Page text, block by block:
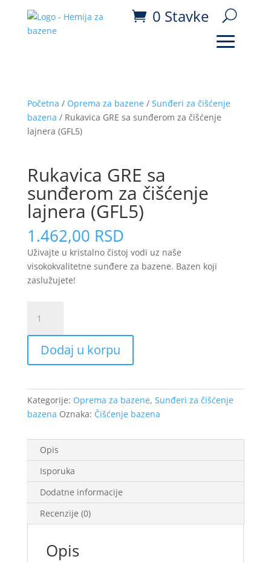
0 Stavke
Početna / Oprema za bazene/ Sunđeri za čišćenje
bazena / Rukavica GRE sa sunđerom za čišćenje
lajnera (GFL5)
Rukavica GRE sa
sunđerom za čišćenje
lajnera (GFL5)
1.462,00 RSD
Uživajte u kristalno čistoj vodi uz naše
visokokvalitetne sunđere za bazene. Bazen koji
zaslužujete!
GRE
sa
sunđerom
za
lajnera
(GFL5)
količina
Dodaj u korpu
Kategorije: Oprema za bazene, Sunđeri za čišćenje
bazena Oznaka: Čišćenje bazena
Opis
Isporuka
Dodatne informacije
Recenzije (0)
Opis